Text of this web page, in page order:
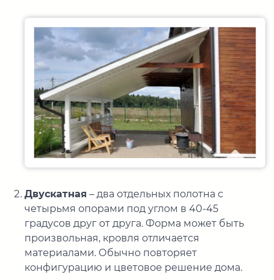
Двускатная – два отдельных полотна с
четырьмя опорами под углом в 40-45
градусов друг от друга. Форма может быть
произвольная, кровля отличается
материалами. Обычно повторяет
конфигурацию и цветовое решение дома.